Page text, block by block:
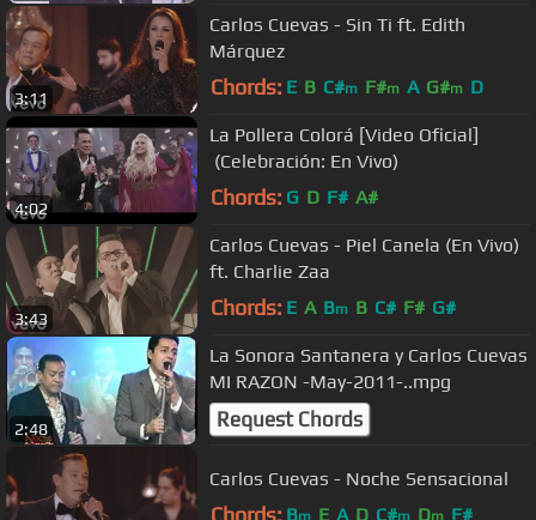
3:11
Carlos Cuevas - Sin Ti ft. Edith
Márquez
Chords: E B C#m F#m A G#m D
4:02
La Pollera Colorá [Video Oficial]
(Celebración: En Vivo)
Chords: G D F# A#
3:43
Carlos Cuevas - Piel Canela (En Vivo)
ft. Charlie Zaa
Chords: E A Bm B C# F# G#
2:48
La Sonora Santanera y Carlos Cuevas
MI RAZON -May-2011-..mpg
Request Chords
Carlos Cuevas - Noche Sensacional
Chords: Bm E A D C#m Dm F#